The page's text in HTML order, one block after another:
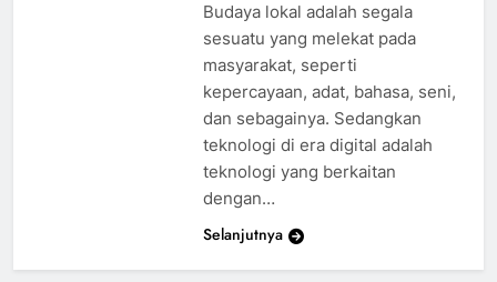
Budaya lokal adalah segala
sesuatu yang melekat pada
masyarakat, seperti
kepercayaan, adat, bahasa, seni,
dan sebagainya. Sedangkan
teknologi di era digital adalah
teknologi yang berkaitan
dengan…
Selanjutnya